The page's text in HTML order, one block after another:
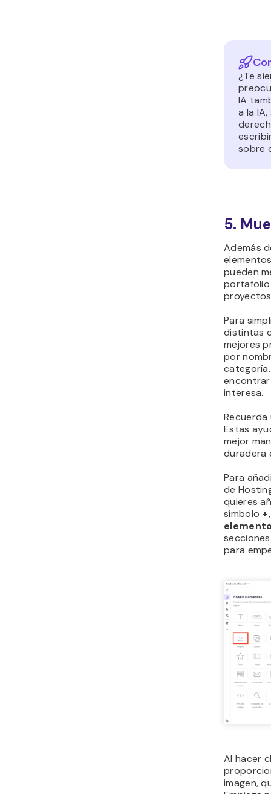
¿Te
IA
a la
sobre
5.
Además
pueden
Para
distintas
mejores
por
interesa.
Estas
mejor
duradera
Para
de
quieres
símbolo +
para
Al hacer
imagen,